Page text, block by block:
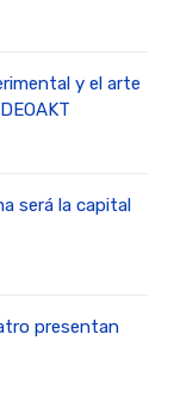
y el arte
será la capital
presentan